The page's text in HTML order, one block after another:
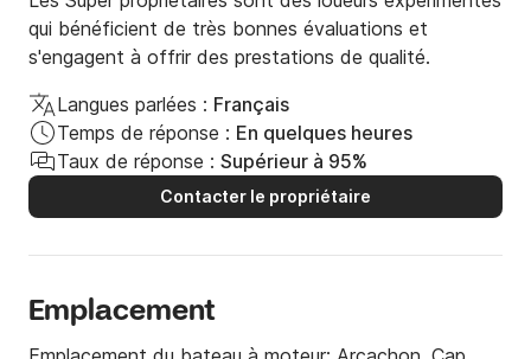
qui bénéficient de très bonnes évaluations et
s'engagent à offrir des prestations de qualité.
Langues parlées : Français
Temps de réponse : En quelques heures
Taux de réponse : Supérieur à 95%
Contacter le propriétaire
Emplacement